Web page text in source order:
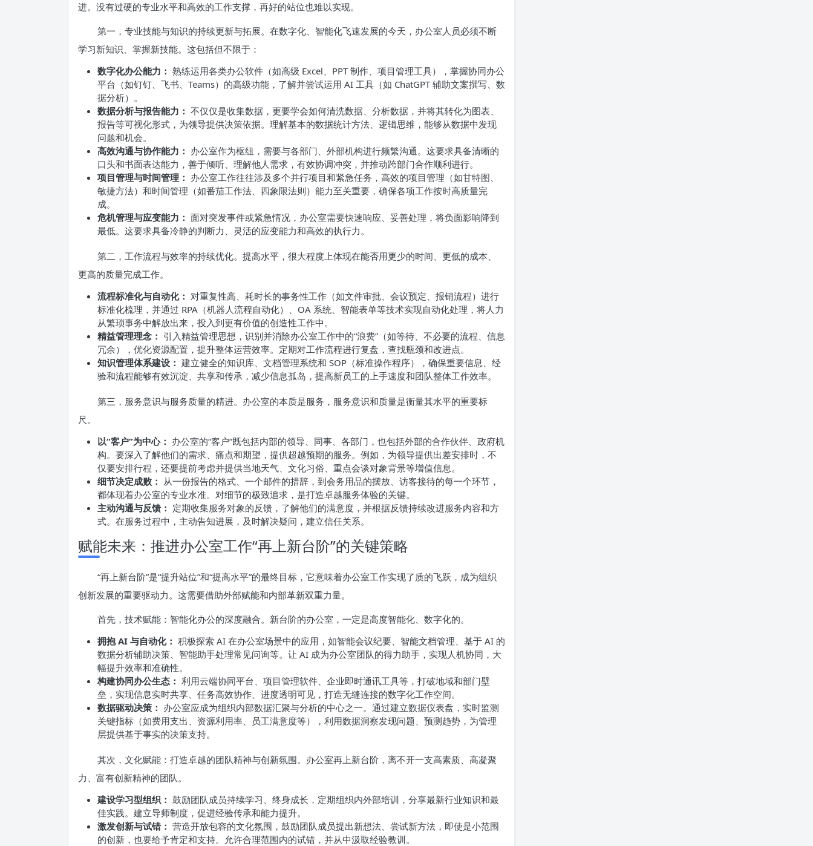
进。没有过硬的专业水平和高效的工作支撑，再好的站位也难以实现。
第一，专业技能与知识的持续更新与拓展。在数字化、智能化飞速发展的今天，办公室人员必须不断
学习新知识、掌握新技能。这包括但不限于：
数字化办公能力： 熟练运用各类办公软件（如高级 Excel、PPT 制作、项目管理工具），掌握协同办公
平台（如钉钉、飞书、Teams）的高级功能，了解并尝试运用 AI 工具（如 ChatGPT 辅助文案撰写、数
据分析）。
数据分析与报告能力： 不仅仅是收集数据，更要学会如何清洗数据、分析数据，并将其转化为图表、
报告等可视化形式，为领导提供决策依据。理解基本的数据统计方法、逻辑思维，能够从数据中发现
问题和机会。
高效沟通与协作能力： 办公室作为枢纽，需要与各部门、外部机构进行频繁沟通。这要求具备清晰的
口头和书面表达能力，善于倾听、理解他人需求，有效协调冲突，并推动跨部门合作顺利进行。
项目管理与时间管理： 办公室工作往往涉及多个并行项目和紧急任务，高效的项目管理（如甘特图、
敏捷方法）和时间管理（如番茄工作法、四象限法则）能力至关重要，确保各项工作按时高质量完
成。
危机管理与应变能力： 面对突发事件或紧急情况，办公室需要快速响应、妥善处理，将负面影响降到
最低。这要求具备冷静的判断力、灵活的应变能力和高效的执行力。
第二，工作流程与效率的持续优化。提高水平，很大程度上体现在能否用更少的时间、更低的成本、
更高的质量完成工作。
流程标准化与自动化： 对重复性高、耗时长的事务性工作（如文件审批、会议预定、报销流程）进行
标准化梳理，并通过 RPA（机器人流程自动化）、OA 系统、智能表单等技术实现自动化处理，将人力
从繁琐事务中解放出来，投入到更有价值的创造性工作中。
精益管理理念： 引入精益管理思想，识别并消除办公室工作中的“浪费”（如等待、不必要的流程、信息
冗余），优化资源配置，提升整体运营效率。定期对工作流程进行复盘，查找瓶颈和改进点。
知识管理体系建设： 建立健全的知识库、文档管理系统和 SOP（标准操作程序），确保重要信息、经
验和流程能够有效沉淀、共享和传承，减少信息孤岛，提高新员工的上手速度和团队整体工作效率。
第三，服务意识与服务质量的精进。办公室的本质是服务，服务意识和质量是衡量其水平的重要标
尺。
以“客户”为中心： 办公室的“客户”既包括内部的领导、同事、各部门，也包括外部的合作伙伴、政府机
构。要深入了解他们的需求、痛点和期望，提供超越预期的服务。例如，为领导提供出差安排时，不
仅要安排行程，还要提前考虑并提供当地天气、文化习俗、重点会谈对象背景等增值信息。
细节决定成败： 从一份报告的格式、一个邮件的措辞，到会务用品的摆放、访客接待的每一个环节，
都体现着办公室的专业水准。对细节的极致追求，是打造卓越服务体验的关键。
主动沟通与反馈： 定期收集服务对象的反馈，了解他们的满意度，并根据反馈持续改进服务内容和方
式。在服务过程中，主动告知进展，及时解决疑问，建立信任关系。
赋能未来：推进办公室工作“再上新台阶”的关键策略
“再上新台阶”是“提升站位”和“提高水平”的最终目标，它意味着办公室工作实现了质的飞跃，成为组织
创新发展的重要驱动力。这需要借助外部赋能和内部革新双重力量。
首先，技术赋能：智能化办公的深度融合。新台阶的办公室，一定是高度智能化、数字化的。
拥抱 AI 与自动化： 积极探索 AI 在办公室场景中的应用，如智能会议纪要、智能文档管理、基于 AI 的
数据分析辅助决策、智能助手处理常见问询等。让 AI 成为办公室团队的得力助手，实现人机协同，大
幅提升效率和准确性。
构建协同办公生态： 利用云端协同平台、项目管理软件、企业即时通讯工具等，打破地域和部门壁
垒，实现信息实时共享、任务高效协作、进度透明可见，打造无缝连接的数字化工作空间。
数据驱动决策： 办公室应成为组织内部数据汇聚与分析的中心之一。通过建立数据仪表盘，实时监测
关键指标（如费用支出、资源利用率、员工满意度等），利用数据洞察发现问题、预测趋势，为管理
层提供基于事实的决策支持。
其次，文化赋能：打造卓越的团队精神与创新氛围。办公室再上新台阶，离不开一支高素质、高凝聚
力、富有创新精神的团队。
建设学习型组织： 鼓励团队成员持续学习、终身成长，定期组织内外部培训，分享最新行业知识和最
佳实践。建立导师制度，促进经验传承和能力提升。
激发创新与试错： 营造开放包容的文化氛围，鼓励团队成员提出新想法、尝试新方法，即使是小范围
的创新，也要给予肯定和支持。允许合理范围内的试错，并从中汲取经验教训。